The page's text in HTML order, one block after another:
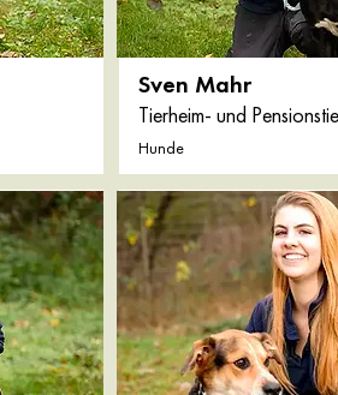
Sven Mahr
Tierheim- und
Hunde